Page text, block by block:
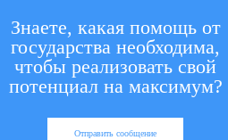
Знаете, какая помощь от
государства необходима,
чтобы реализовать свой
потенциал на максимум?
Отправить сообщение